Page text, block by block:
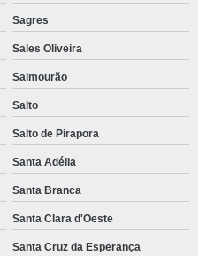
Sagres
Sales Oliveira
Salmourão
Salto
Salto de Pirapora
Santa Adélia
Santa Branca
Santa Clara d'Oeste
Santa Cruz da Esperança